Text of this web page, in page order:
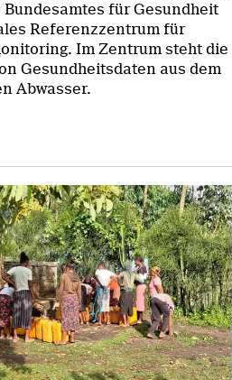
Bundesamtes für Gesundheit
Referenzzentrum für
Im Zentrum steht die
Gesundheitsdaten aus dem
Abwasser.